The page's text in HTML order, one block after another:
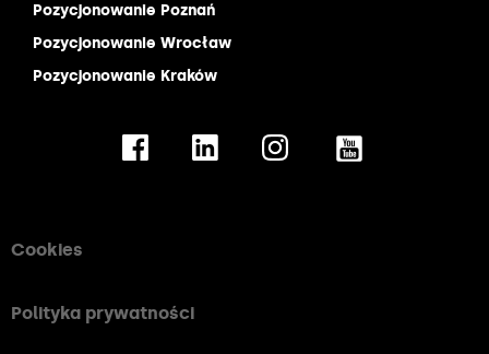
Pozycjonowanie Poznań
Pozycjonowanie Wrocław
Pozycjonowanie Kraków
Cookies
Polityka prywatności